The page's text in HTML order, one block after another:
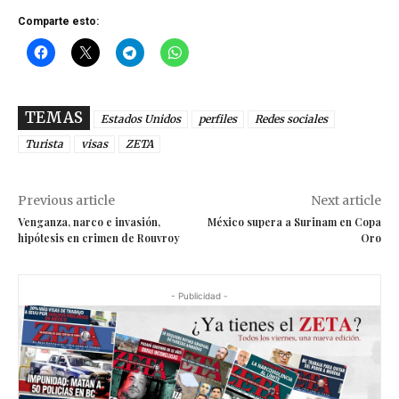
Comparte esto:
TEMAS Estados Unidos perfiles
Redes sociales
Turista
visas ZETA
Previous article
Venganza, narco e invasión,
hipótesis en crimen de Rouvroy
Next article
México supera a Surinam en Copa
Oro
- Publicidad -